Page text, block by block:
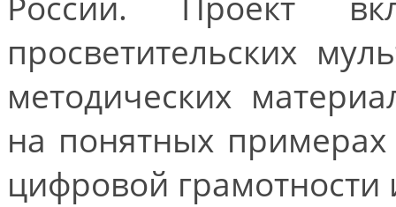
просветительских
методических
на понятных
цифровой грамотности